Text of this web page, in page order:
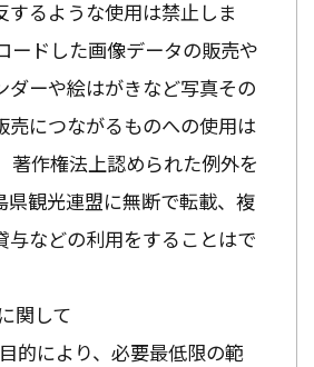
するような使用は禁止しま
ードした画像データの販売や
ダーや絵はがきなど写真その
売につながるものへの使用は
著作権法上認められた例外を
県観光連盟に無断で転載、複
与などの利用をすることはで
関して
的により、必要最低限の範